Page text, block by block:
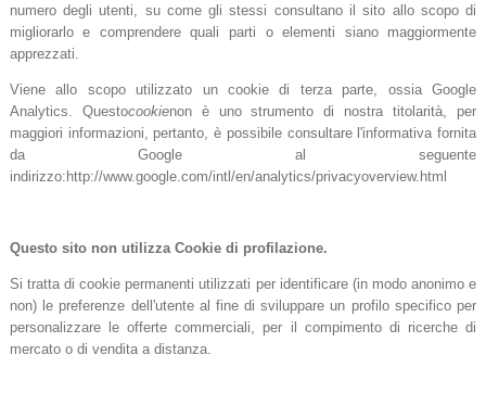
numero degli utenti, su come gli stessi consultano il sito allo scopo di
migliorarlo e comprendere quali parti o elementi siano maggiormente
apprezzati.
Viene allo scopo utilizzato un cookie di terza parte, ossia Google
Analytics. Questocookienon è uno strumento di nostra titolarità, per
maggiori informazioni, pertanto, è possibile consultare l'informativa fornita
da Google al seguente
indirizzo:http://www.google.com/intl/en/analytics/privacyoverview.html
Questo sito non utilizza Cookie di profilazione.
Si tratta di cookie permanenti utilizzati per identificare (in modo anonimo e
non) le preferenze dell'utente al fine di sviluppare un profilo specifico per
personalizzare le offerte commerciali, per il compimento di ricerche di
mercato o di vendita a distanza.